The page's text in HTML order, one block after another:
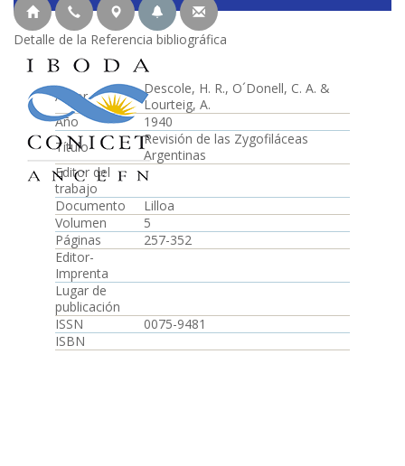
Detalle de la Referencia bibliográfica
Autor
Descole, H. R., O´Donell, C. A. &
Lourteig, A.
Año
1940
Título
Revisión de las Zygofiláceas
Argentinas
Editor del
trabajo
Documento
Lilloa
Volumen
5
Páginas
257-352
Editor-
Imprenta
Lugar de
publicación
ISSN
0075-9481
ISBN